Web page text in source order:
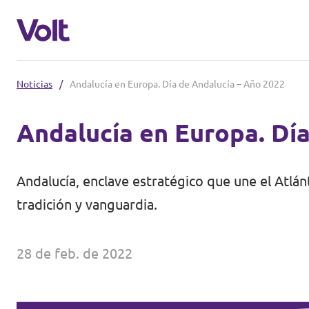
Volt Albania
Volt Austria
Sobre Volt
Noticias / Andalucía en Europa. Día de Andalucía – Año 2022
Andalucía en Europa.
Andalucía, enclave estratégico que une el
tradición y vanguardia.
28 de feb. de 2022